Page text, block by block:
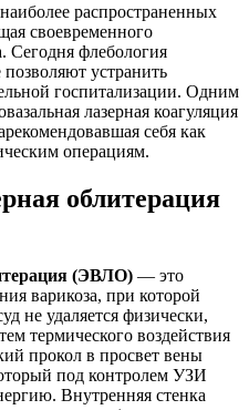
распространенных
своевременного
Сегодня флебология
устранить
госпитализации. Одним
лазерная коагуляция
себя как
операциям.
облитерация
(ЭВЛО) — это
варикоза, при которой
не удаляется физически,
термического воздействия
прокол в просвет вены
под контролем УЗИ
Внутренняя стенка